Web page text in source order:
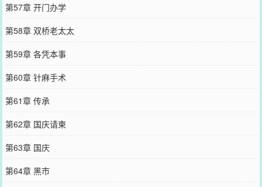
第57章 开门办学
第58章 双桥老太太
第59章 各凭本事
第60章 针麻手术
第61章 传承
第62章 国庆请柬
第63章 国庆
第64章 黑市